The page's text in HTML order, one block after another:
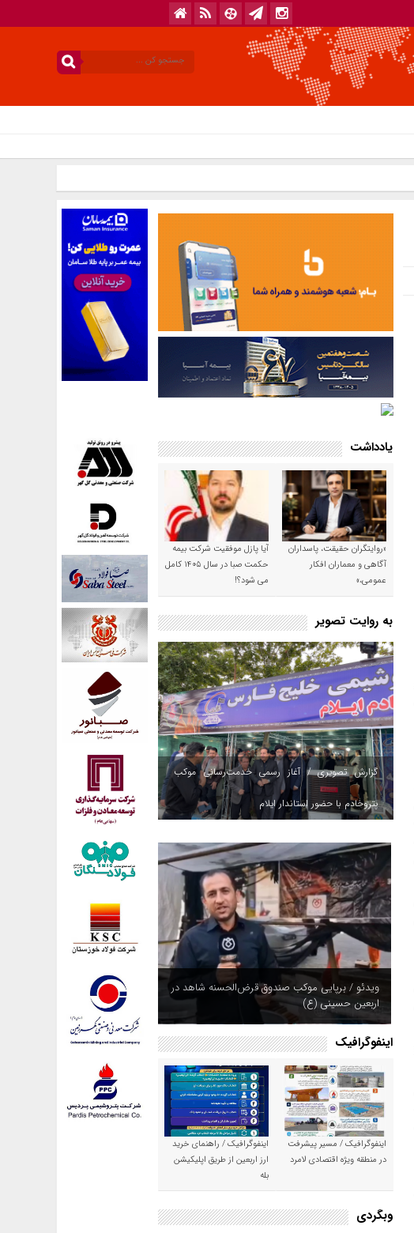
یادداشت
«روایتگران حقیقت، پاسداران
آگاهی و معماران افکار
عمومی،»
آیا پازل موفقیت شرکت بیمه
حکمت صبا در سال ۱۴۰۵ کامل
می شود؟!
به روایت تصویر
گزارش تصویری / آغاز رسمی خدمت‌رسانی موکب
پتروخادم با حضور استاندار ایلام
ویدئو / برپایی موکب صندوق قرض‌الحسنه شاهد در
اربعین حسینی (ع)
اینفوگرافیک
اینفوگرافیک / مسیر پیشرفت
در منطقه ویژه اقتصادی لامرد
اینفوگرافیک / راهنمای خرید
ارز اربعین از طریق اپلیکیشن
بله
وبگردی